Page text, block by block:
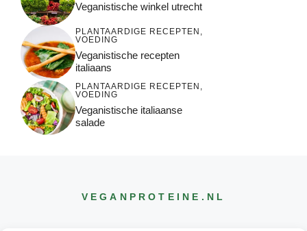
Veganistische winkel utrecht
PLANTAARDIGE RECEPTEN ,
VOEDING
Veganistische recepten
italiaans
PLANTAARDIGE RECEPTEN ,
VOEDING
Veganistische italiaanse
salade
VEGANPROTEINE .NL